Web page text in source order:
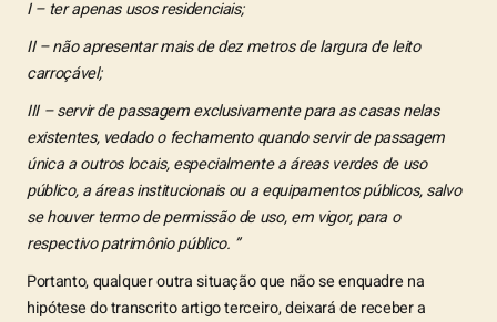
I – ter apenas usos residenciais;
II – não apresentar mais de dez metros de largura de leito
carroçável;
III – servir de passagem exclusivamente para as casas nelas
existentes, vedado o fechamento quando servir de passagem
única a outros locais, especialmente a áreas verdes de uso
público, a áreas institucionais ou a equipamentos públicos, salvo
se houver termo de permissão de uso, em vigor, para o
respectivo patrimônio público. ”
Portanto, qualquer outra situação que não se enquadre na
hipótese do transcrito artigo terceiro, deixará de receber a